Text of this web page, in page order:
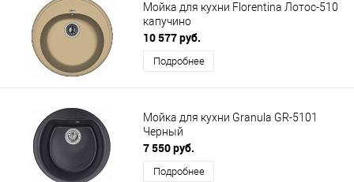
Мойка для кухни Florentina Лотос-510
капучино
10 577 руб.
Подробнее
Мойка для кухни Granula GR-5101
Черный
7 550 руб.
Подробнее